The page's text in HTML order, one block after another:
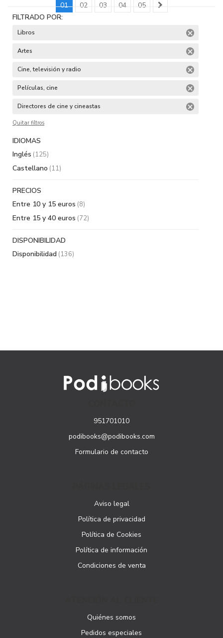
01 02 03 04
05
FILTRADO POR:
Libros
Artes
Cine, televisión y radio
Películas, cine
Directores de cine y cineastas
Quitar filtros
IDIOMAS
Inglés (125)
Castellano (11)
PRECIOS
Entre 10 y 15 euros (8)
Entre 15 y 40 euros (72)
DISPONIBILIDAD
Disponibilidad (136)
951701010
podibooks@podibooks.com
Formulario de contacto
Aviso legal
Política de privacidad
Política de Cookies
Política de información
Condiciones de venta
Quiénes somos
Pedidos especiales